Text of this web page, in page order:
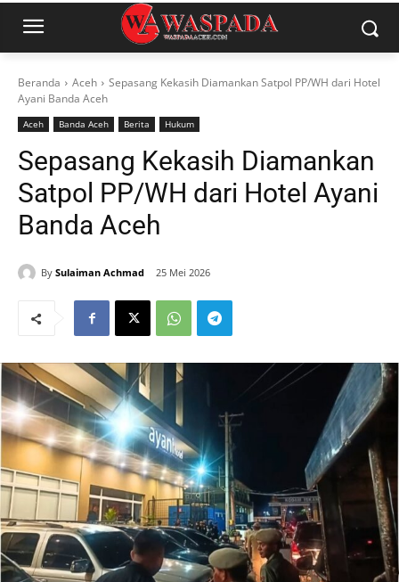
Beranda Aceh
Sepasang Kekasih Diamankan Satpol PP/WH dari Hotel
Ayani Banda Aceh
Aceh Banda Aceh Berita Hukum
Sepasang Kekasih Diamankan
Satpol PP/WH dari Hotel Ayani
Banda Aceh
By Sulaiman Achmad 25 Mei 2026